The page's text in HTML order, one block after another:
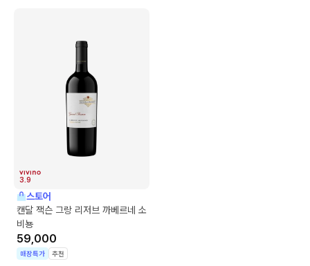
3.9
스토어
캔달 잭슨 그랑 리저브 까베르네 소
비뇽
59,000
매장특가 추천